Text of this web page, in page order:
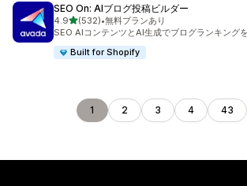
SEO On: AIブログ投稿ビルダー
4.95つ星中
(532)
合計レビュー数：532件
•無料プランあり
SEO AIコンテンツとAI生成でブログランキング
Built for Shopify
1 2 3 4 43